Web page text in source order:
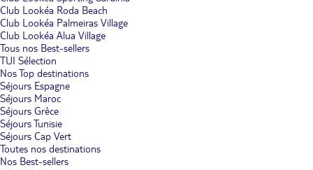
Club Lookéa Roda Beach
Club Lookéa Palmeiras Village
Club Lookéa Alua Village
Tous nos Best-sellers
TUI Sélection
Nos Top destinations
Séjours Espagne
Séjours Maroc
Séjours Grèce
Séjours Tunisie
Séjours Cap Vert
Toutes nos destinations
Nos Best-sellers